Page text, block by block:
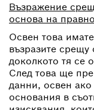
Възражение
основа на
Освен това
възразите срещу
доколкото тя се
След това ще
данни, освен
основания в